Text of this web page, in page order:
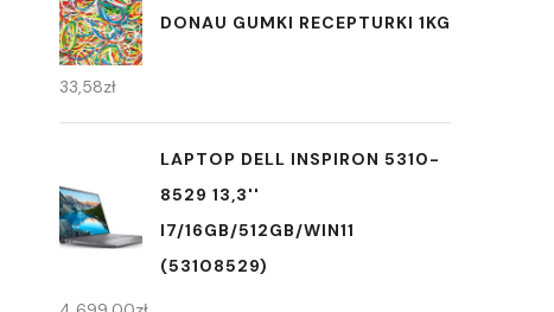
DONAU GUMKI RECEPTURKI 1KG
33,58zł
LAPTOP DELL INSPIRON 5310-
8529 13,3''
I7/16GB/512GB/WIN11
(53108529)